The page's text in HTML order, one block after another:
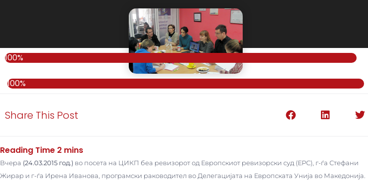
100%
100%
Share This Post
Вчера (24.03.2015 год.) во посета на ЦИКП беа ревизорот од Европскиот ревизорски суд (ЕРС), г-ѓа Стефани
Жирар и г-ѓа Ирена Иванова, програмски раководител во Делегацијата на Европската Унија во Македонија.